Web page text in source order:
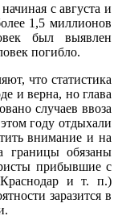
с августа и
1,5 миллионов
был выявлен
погибло.
что статистика
и верна, но глава
случаев ввоза
году отдыхали
внимание и на
границы обязаны
прибывшие с
и т. п.)
заразится в